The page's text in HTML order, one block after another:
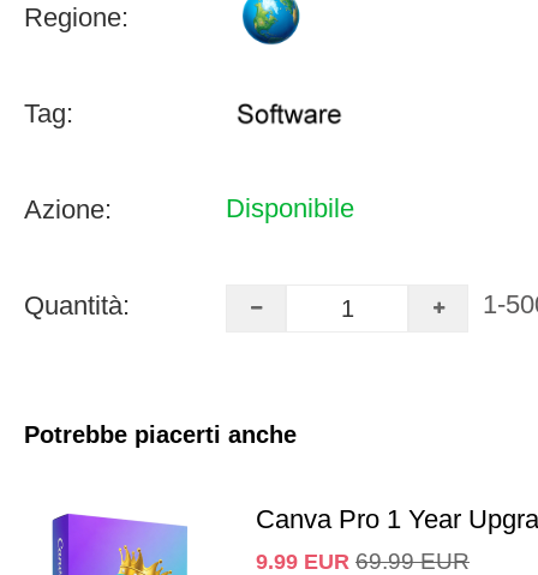
Regione:
Tag:
Azione: Disponibile
Quantità: 1-
Potrebbe piacerti anche
Canva Pro 1 Year
9.99 EUR 69.99 EUR